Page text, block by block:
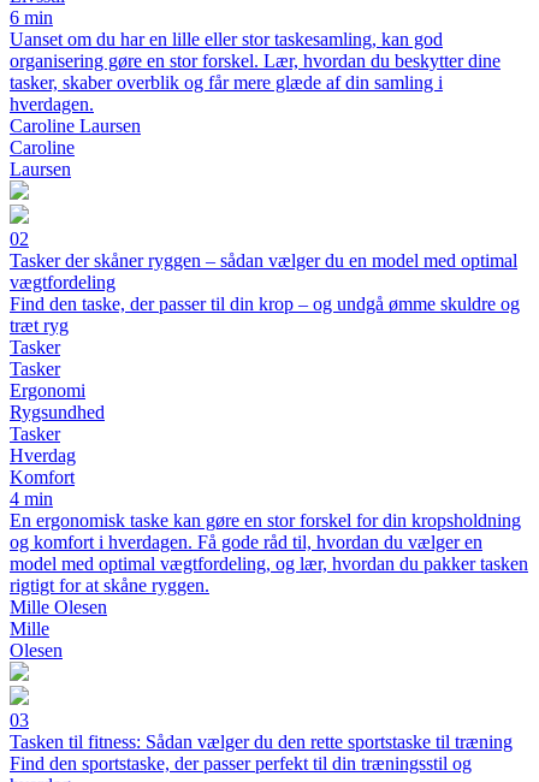
6 min
Uanset om du har en lille eller stor taskesamling, kan god
organisering gøre en stor forskel. Lær, hvordan du beskytter dine
tasker, skaber overblik og får mere glæde af din samling i
hverdagen.
Caroline Laursen
Caroline
Laursen
02
Tasker der skåner ryggen – sådan vælger du en model med optimal
vægtfordeling
Find den taske, der passer til din krop – og undgå ømme skuldre og
træt ryg
Tasker
Tasker
Ergonomi
Rygsundhed
Tasker
Hverdag
Komfort
4 min
En ergonomisk taske kan gøre en stor forskel for din kropsholdning
og komfort i hverdagen. Få gode råd til, hvordan du vælger en
model med optimal vægtfordeling, og lær, hvordan du pakker tasken
rigtigt for at skåne ryggen.
Mille Olesen
Mille
Olesen
03
Tasken til fitness: Sådan vælger du den rette sportstaske til træning
Find den sportstaske, der passer perfekt til din træningsstil og